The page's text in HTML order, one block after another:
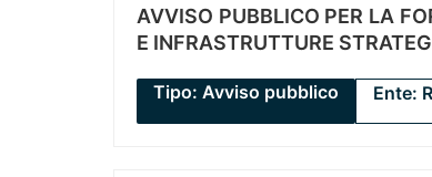
AVVISO PUBBLICO PER LA
E INFRASTRUTTURE
Tipo: Avviso pubblico Ente: